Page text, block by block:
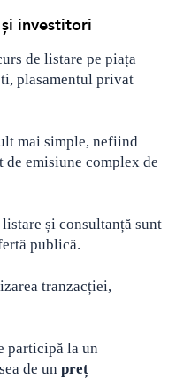
investitori
de listare pe piața
plasamentul privat
mai simple, nefiind
de emisiune complex de
și consultanță sunt
publică.
tranzacției,
participă la un
de un preț